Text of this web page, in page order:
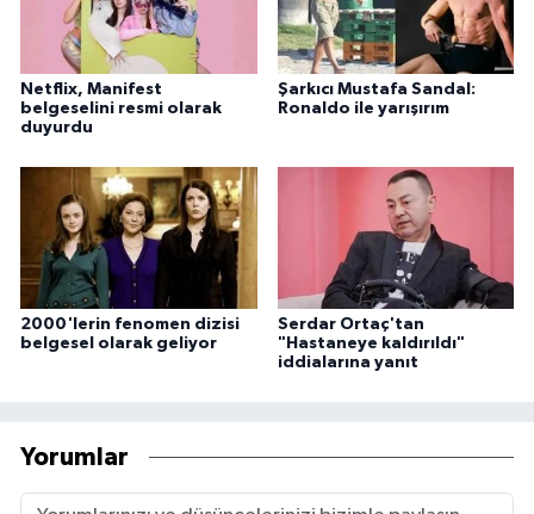
Netflix, Manifest
belgeselini resmi olarak
duyurdu
Şarkıcı Mustafa Sandal:
Ronaldo ile yarışırım
2000'lerin fenomen dizisi
belgesel olarak geliyor
Serdar Ortaç'tan
"Hastaneye kaldırıldı"
iddialarına yanıt
Yorumlar